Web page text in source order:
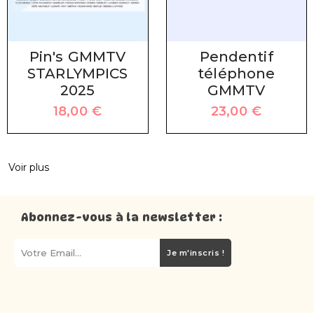
Pin's GMMTV
STARLYMPICS
2025
18,00€
Pendentif
téléphone
GMMTV
23,00€
Voir plus
Abonnez-vous à la newsletter :
Je m'inscris !